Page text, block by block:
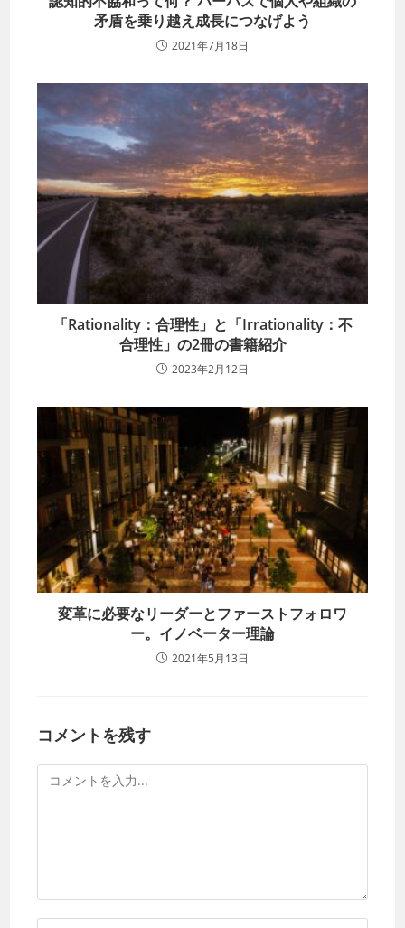
矛盾を乗り越え成長につなげよう
2021年7月18日
「Rationality：合理性」と「Irrationality：不
合理性」の2冊の書籍紹介
2023年2月12日
変革に必要なリーダーとファーストフォロワ
ー。イノベーター理論
2021年5月13日
コメントを残す